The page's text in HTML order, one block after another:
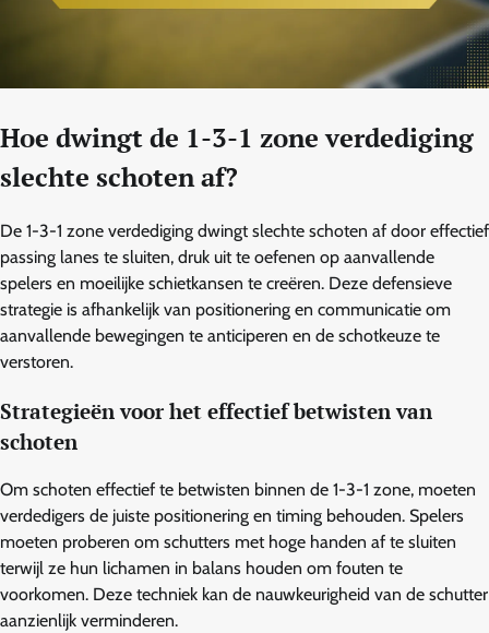
Hoe dwingt de 1-3-1 zone verdediging
slechte schoten af?
De 1-3-1 zone verdediging dwingt slechte schoten af door effectief
passing lanes te sluiten, druk uit te oefenen op aanvallende
spelers en moeilijke schietkansen te creëren. Deze defensieve
strategie is afhankelijk van positionering en communicatie om
aanvallende bewegingen te anticiperen en de schotkeuze te
verstoren.
Strategieën voor het effectief betwisten van
schoten
Om schoten effectief te betwisten binnen de 1-3-1 zone, moeten
verdedigers de juiste positionering en timing behouden. Spelers
moeten proberen om schutters met hoge handen af te sluiten
terwijl ze hun lichamen in balans houden om fouten te
voorkomen. Deze techniek kan de nauwkeurigheid van de schutter
aanzienlijk verminderen.